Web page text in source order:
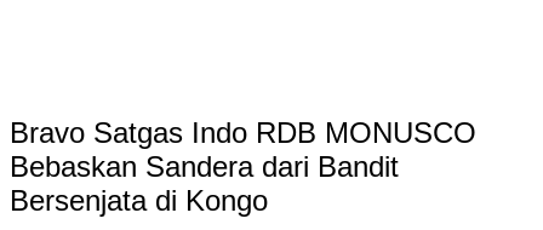
Bravo Satgas Indo RDB MONUSCO
Bebaskan Sandera dari Bandit
Bersenjata di Kongo